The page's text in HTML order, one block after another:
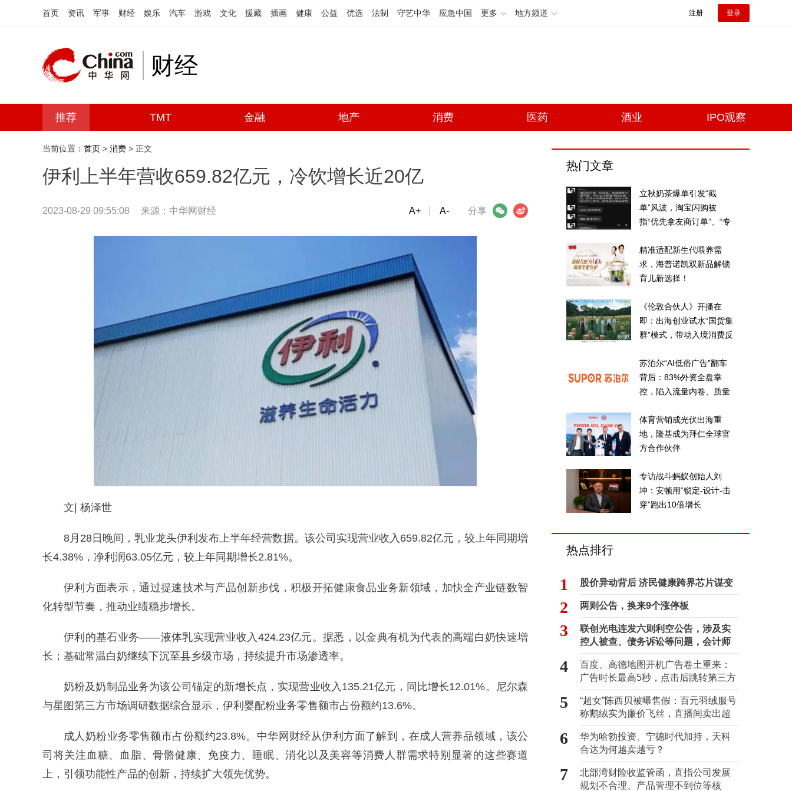
首页 资讯 军事 财经 娱乐 汽车 游戏 文化 援藏 插画 健康 公益 优选 法制 守艺中华 应急中国 更多 地方频道 注册 登录
财经
推荐 TMT 金融 地产 消费 医药 酒业 IPO观察
当前位置： 首页 > 消费 > 正文
伊利上半年营收659.82亿元，冷饮增长近20亿
2023-08-29 09:55:08 来源：中华网财经 分享
微信 微博
A+ A-
文| 杨泽世
8月28日晚间，乳业龙头伊利发布上半年经营数据。该公司实现营业收入659.82亿元，较上年同期增
长4.38%，净利润63.05亿元，较上年同期增长2.81%。
伊利方面表示，通过提速技术与产品创新步伐，积极开拓健康食品业务新领域，加快全产业链数智
化转型节奏，推动业绩稳步增长。
伊利的基石业务——液体乳实现营业收入424.23亿元。据悉，以金典有机为代表的高端白奶快速增
长；基础常温白奶继续下沉至县乡级市场，持续提升市场渗透率。
奶粉及奶制品业务为该公司锚定的新增长点，实现营业收入135.21亿元，同比增长12.01%。尼尔森
与星图第三方市场调研数据综合显示，伊利婴配粉业务零售额市占份额约13.6%。
成人奶粉业务零售额市占份额约23.8%。中华网财经从伊利方面了解到，在成人营养品领域，该公
司将关注血糖、血脂、骨骼健康、免疫力、睡眠、消化以及美容等消费人群需求特别显著的这些赛道
上，引领功能性产品的创新，持续扩大领先优势。
热门文章
立秋奶茶爆单引发“截
单”风波，淘宝闪购被
指“优先拿友商订单”、“专
精准适配新生代喂养需
求，海普诺凯双新品解锁
育儿新选择！
《伦敦合伙人》开播在
即：出海创业试水“国货集
群”模式，带动入境消费反
苏泊尔“AI低俗广告”翻车
背后：83%外资全盘掌
控，陷入流量内卷、质量
体育营销成光伏出海重
地，隆基成为拜仁全球官
方合作伙伴
专访战斗蚂蚁创始人刘
坤：安顿用“锁定-设计-击
穿”跑出10倍增长
热点排行
1 股价异动背后 济民健康跨界芯片谋变
2 两则公告，换来9个涨停板
3
联创光电连发六则利空公告，涉及实
控人被查、债务诉讼等问题，会计师
事务所曾出具“保留意见”
4
百度、高德地图开机广告卷土重来：
广告时长最高5秒，点击后跳转第三方
5
“超女”陈西贝被曝售假：百元羽绒服号
称鹅绒实为廉价飞丝，直播间卖出超
百万元
6
华为哈勃投资、宁德时代加持，天科
合达为何越卖越亏？
7
北部湾财险收监管函，直指公司发展
规划不合理、产品管理不到位等核